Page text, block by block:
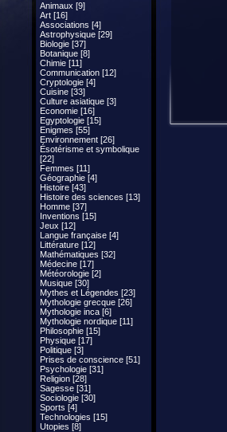
Animaux [9]
Art [16]
Associations [4]
Astrophysique [29]
Biologie [37]
Botanique [8]
Chimie [11]
Communication [12]
Cryptologie [4]
Cuisine [33]
Culture asiatique [3]
Economie [16]
Egyptologie [15]
Enigmes [55]
Environnement [26]
Ésotérisme et symbolique
[22]
Femmes [11]
Géographie [4]
Histoire [43]
Histoire des sciences [13]
Homme [37]
Inventions [15]
Jeux [12]
Langue française [4]
Littérature [12]
Mathématiques [32]
Médecine [17]
Météorologie [2]
Musique [30]
Mythes et Légendes [23]
Mythologie grecque [26]
Mythologie inca [6]
Mythologie nordique [11]
Philosophie [15]
Physique [17]
Politique [3]
Prises de conscience [51]
Psychologie [31]
Religion [28]
Sagesse [31]
Sociologie [30]
Sports [4]
Technologies [15]
Utopies [8]